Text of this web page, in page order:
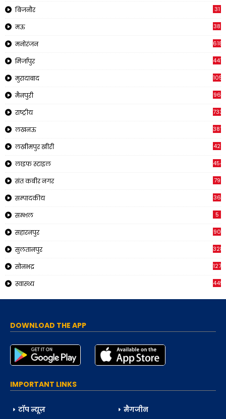
बिजनौर 31
मऊ 38
मनोरंजन 618
मिर्जापुर 441
मुरादाबाद 1057
मैनपुरी 96
राष्ट्रीय 7332
लखनऊ 3816
लखीमपुर खीरी 42
लाइफ स्टाइल 454
संत कबीर नगर 79
सम्पादकीय 36
सम्भल 5
सहारनपुर 90
सुलतानपुर 328
सोनभद्र 1270
स्वास्थ्य 449
DOWNLOAD THE APP
IMPORTANT LINKS
टॉप न्यूज़
मैगजीन